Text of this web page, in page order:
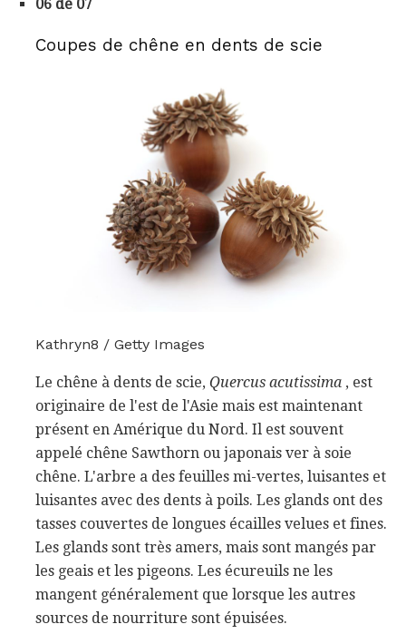
06 de 07
Coupes de chêne en dents de scie
Kathryn8 / Getty Images
Le chêne à dents de scie, Quercus acutissima , est
originaire de l'est de l'Asie mais est maintenant
présent en Amérique du Nord. Il est souvent
appelé chêne Sawthorn ou japonais ver à soie
chêne. L'arbre a des feuilles mi-vertes, luisantes et
luisantes avec des dents à poils. Les glands ont des
tasses couvertes de longues écailles velues et fines.
Les glands sont très amers, mais sont mangés par
les geais et les pigeons. Les écureuils ne les
mangent généralement que lorsque les autres
sources de nourriture sont épuisées.